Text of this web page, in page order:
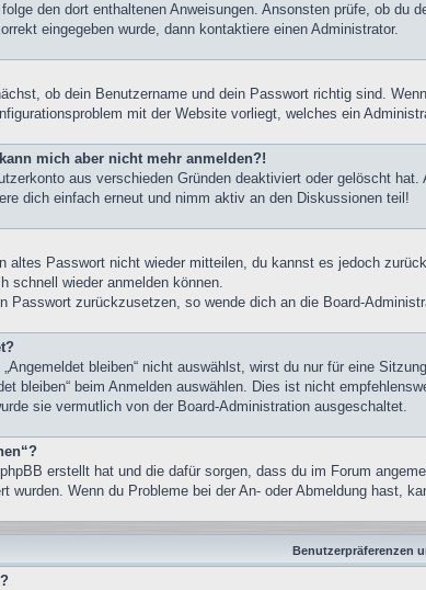
den dort enthaltenen Anweisungen. Ansonsten prüfe, ob
eingegeben wurde, dann kontaktiere einen Administrator.
ob dein Benutzername und dein Passwort richtig sind.
mit der Website vorliegt, welches ein
mich aber nicht mehr anmelden?!
aus verschieden Gründen deaktiviert oder gelöscht
dich einfach erneut und nimm aktiv an den Diskussionen teil!
altes Passwort nicht wieder mitteilen, du kannst es jedoch
schnell wieder anmelden können.
Passwort zurückzusetzen, so wende dich an die Board-
bleiben“ nicht auswählst, wirst du nur für eine
bleiben“ beim Anmelden auswählen. Dies ist nicht
sie vermutlich von der Board-Administration ausgeschaltet.
erstellt hat und die dafür sorgen, dass du im Forum
wurden. Wenn du Probleme bei der An- oder Abmeldung hast,
Benutzerpräferenzen